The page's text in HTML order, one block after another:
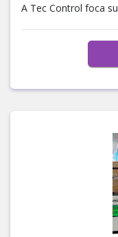
A Tec Control foca